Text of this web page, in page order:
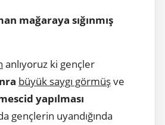
mağaraya sığınmış
anlıyoruz ki gençler
büyük saygı görmüşve
yapılması
gençlerin uyandığında